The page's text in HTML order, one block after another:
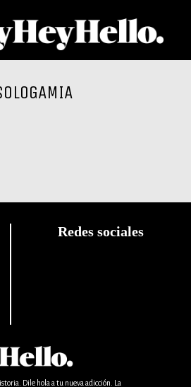
Redes sociales
Dile hola a tu nueva adicción. La